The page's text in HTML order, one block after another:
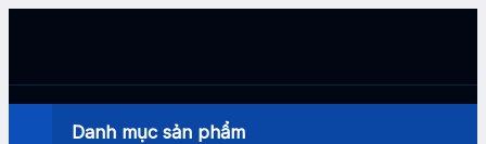
Danh mục sản phẩm